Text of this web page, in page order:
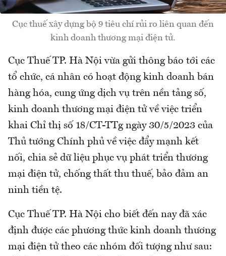
Cục thuế xây dựng bộ 9 tiêu chí rủi ro liên quan đến
kinh doanh thương mại điện tử.
Cục Thuế TP. Hà Nội vừa gửi thông báo tới các
tổ chức, cá nhân có hoạt động kinh doanh bán
hàng hóa, cung ứng dịch vụ trên nền tảng số,
kinh doanh thương mại điện tử về việc triển
khai Chỉ thị số 18/CT-TTg ngày 30/5/2023 của
Thủ tướng Chính phủ về việc đẩy mạnh kết
nối, chia sẻ dữ liệu phục vụ phát triển thương
mại điện tử, chống thất thu thuế, bảo đảm an
ninh tiền tệ.
Cục Thuế TP. Hà Nội cho biết đến nay đã xác
định được các phương thức kinh doanh thương
mại điện tử theo các nhóm đối tượng như sau: